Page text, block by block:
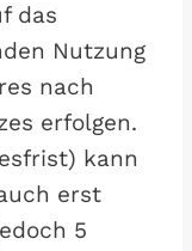
das
Nutzung
nach
erfolgen.
kann
erst
5